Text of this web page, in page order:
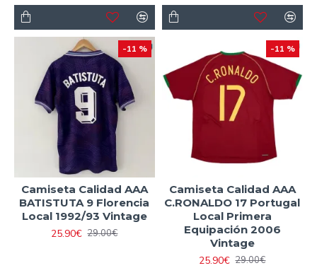
-11 %
Camiseta Calidad AAA
BATISTUTA 9 Florencia
Local 1992/93 Vintage
25.90€ 29.00€
-11 %
Camiseta Calidad AAA
C.RONALDO 17 Portugal
Local Primera
Equipación 2006
Vintage
25.90€ 29.00€